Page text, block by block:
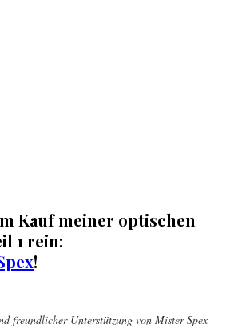
Kauf meiner optischen
1 rein:
!
freundlicher Unterstützung von Mister Spex